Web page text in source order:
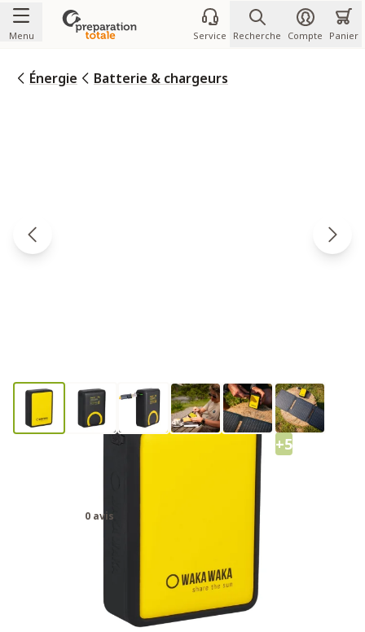
Allez au contenu
Menu Service Recherche Compte Panier
Énergie Batterie & chargeurs
+5
WakaWaka Power 20 powerbank
0 avis